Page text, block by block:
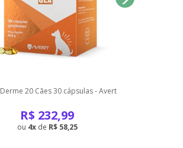
20 Cães 30 cápsulas - Avert
R$ 232,99
4 de R$ 58,25